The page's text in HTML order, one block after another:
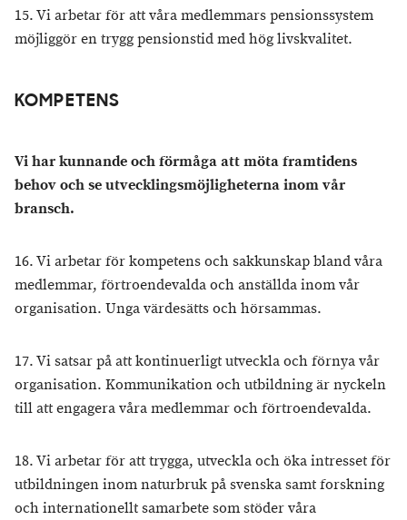
15. Vi arbetar för att våra medlemmars pensionssystem
möjliggör en trygg pensionstid med hög livskvalitet.
KOMPETENS
Vi har kunnande och förmåga att möta framtidens
behov och se utvecklingsmöjligheterna inom vår
bransch.
16. Vi arbetar för kompetens och sakkunskap bland våra
medlemmar, förtroendevalda och anställda inom vår
organisation. Unga värdesätts och hörsammas.
17. Vi satsar på att kontinuerligt utveckla och förnya vår
organisation. Kommunikation och utbildning är nyckeln
till att engagera våra medlemmar och förtroendevalda.
18. Vi arbetar för att trygga, utveckla och öka intresset för
utbildningen inom naturbruk på svenska samt forskning
och internationellt samarbete som stöder våra